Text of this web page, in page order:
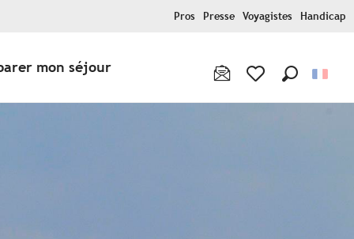
Pros Presse Voyagistes Handicap
mon séjour